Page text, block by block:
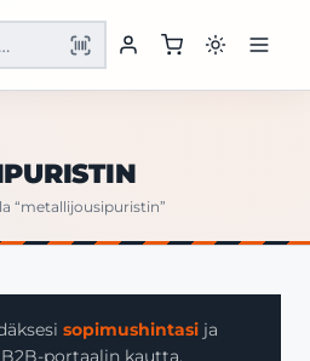
“metallijousipuristin”
sopimushintasi ja
portaalin kautta.